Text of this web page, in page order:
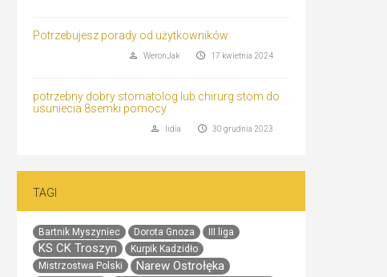
Potrzebujesz porady od użytkowników
17 kwietnia 2024
WeronJak
potrzebny dobry stomatolog lub chirurg stom do
usuniecia 8semki pomocy
30 grudnia 2023
lidia
TAGI
Bartnik Myszyniec Dorota Gnoza III liga
KS CK Troszyn
Kurpik Kadzidło
Mistrzostwa Polski
Narew Ostrołęka